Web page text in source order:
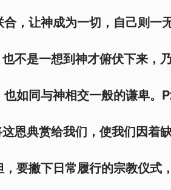
，让神成为一切，自己则一
不是一想到神才俯伏下来，
如同与神相交一般的谦卑。
恩典赏给我们，使我们因着
要撇下日常履行的宗教仪式